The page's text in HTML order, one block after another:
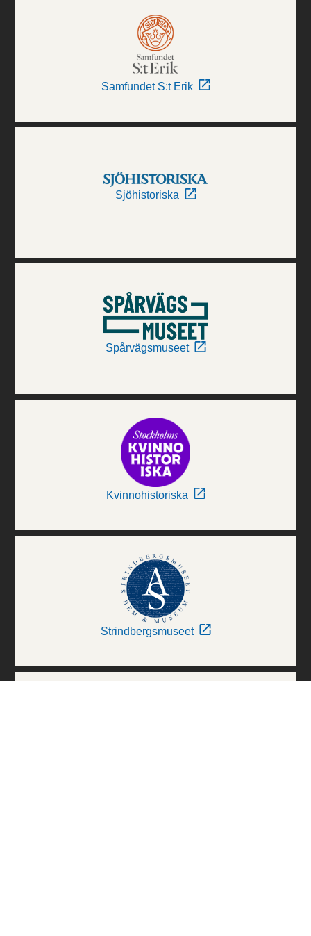
Samfundet S:t Erik
Sjöhistoriska
Spårvägsmuseet
Kvinnohistoriska
Strindbergsmuseet